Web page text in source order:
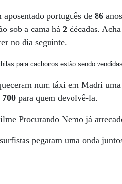
aposentado português de86
sob a cama há2 décadas.
no dia seguinte.
para cachorros estão sendo
num táxi em Madri
700 para quem devolvê-la.
Procurando Nemo já
surfistas pegaram uma onda